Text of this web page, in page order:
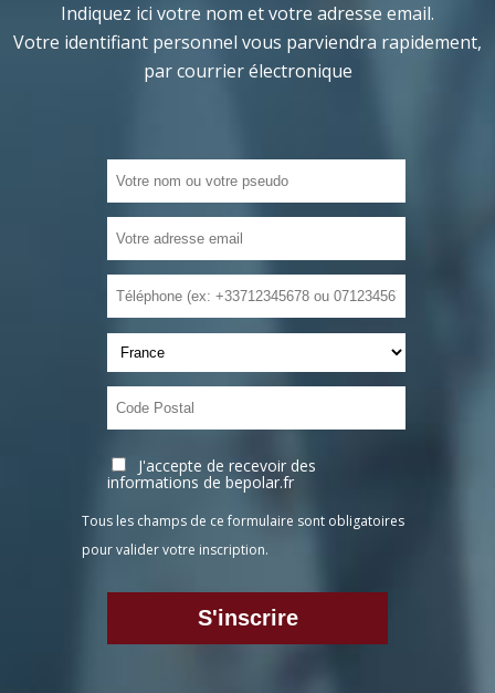
Indiquez ici votre nom et votre adresse email.
Votre identifiant personnel vous parviendra rapidement,
par courrier électronique
J'accepte de recevoir des
informations de bepolar.fr
Tous les champs de ce formulaire sont obligatoires
pour valider votre inscription.